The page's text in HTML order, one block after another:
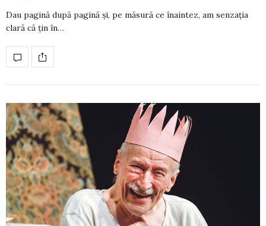
Dau pagină după pagină și, pe măsură ce îna­intez, am senzația
clară că țin în…